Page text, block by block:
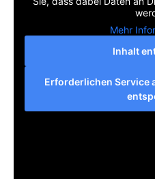
Mehr
Inhalt
Erforderlichen Service